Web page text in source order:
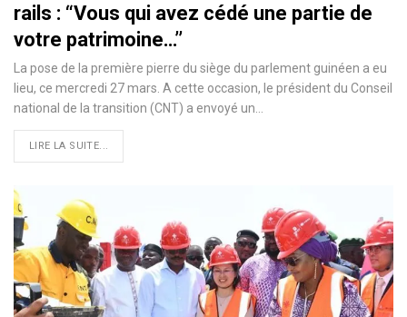
rails : “Vous qui avez cédé une partie de
votre patrimoine…’’
La pose de la première pierre du siège du parlement guinéen a eu
lieu, ce mercredi 27 mars. A cette occasion, le président du Conseil
national de la transition (CNT) a envoyé un…
LIRE LA SUITE...